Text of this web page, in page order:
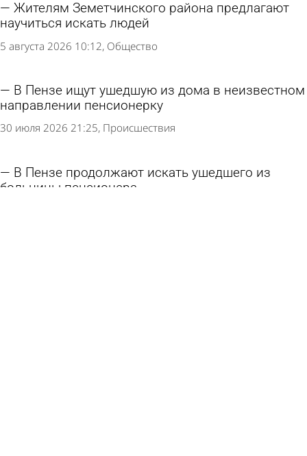
Жителям Земетчинского района предлагают
научиться искать людей
5 августа 2026 10:12 Общество
В Пензе ищут ушедшую из дома в неизвестном
направлении пенсионерку
30 июля 2026 21:25 Происшествия
В Пензе продолжают искать ушедшего из
больницы пенсионера